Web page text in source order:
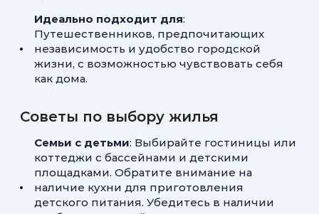
Идеально подходит для:
Путешественников, предпочитающих
независимость и удобство городской
жизни, с возможностью чувствовать себя
как дома.
Советы по выбору жилья
Семьи с детьми: Выбирайте гостиницы или
коттеджи с бассейнами и детскими
площадками. Обратите внимание на
наличие кухни для приготовления
детского питания. Убедитесь в наличии